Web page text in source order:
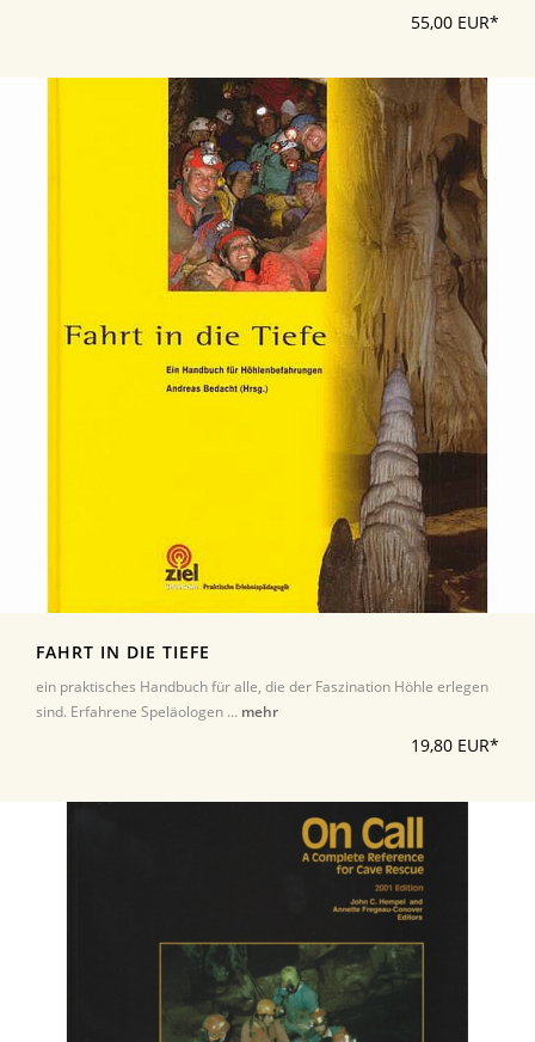
55,00 EUR*
FAHRT IN DIE TIEFE
ein praktisches Handbuch für alle, die der Faszination Höhle erlegen
sind. Erfahrene Speläologen ... mehr
19,80 EUR*